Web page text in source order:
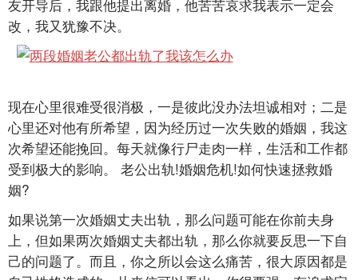
友开导后，我跟他提出离婚，他苦苦哀求我表示一定会
改，我又犹豫不决。
现在心里很难受很消极，一是彼此没办法坦诚相对；二是
心里还对他有所希望，因为经历过一次失败的婚姻，我这
次希望还能挽回。每天就像行尸走肉一样，生活和工作都
受到极大的影响。 老公出轨!婚姻危机!如何快速拯救婚
姻?
如果说第一次婚姻丈夫出轨，那么问题可能在你前夫身
上，但如果两次婚姻丈夫都出轨，那么你就要反思一下自
己的问题了。而且，你之所以会这么痛苦，很大原因都是